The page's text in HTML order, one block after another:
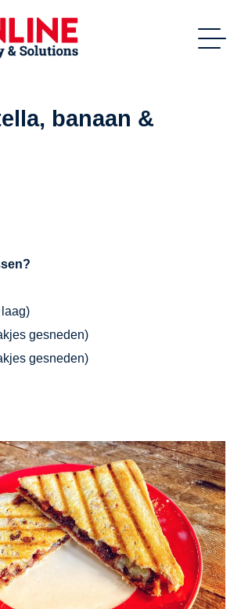
banaan &
gesneden)
gesneden)